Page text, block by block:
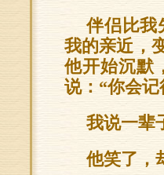
伴侣比我
我的亲近，
他开始沉默
说：“你会
我说一辈
他笑了，